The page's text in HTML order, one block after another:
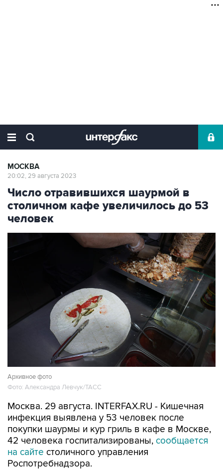
МОСКВА
20:02, 29 августа 2023
Число отравившихся шаурмой в
столичном кафе увеличилось до 53
человек
Архивное фото
Фото: Александра Левчук/ТАСС
Москва. 29 августа. INTERFAX.RU - Кишечная
инфекция выявлена у 53 человек после
покупки шаурмы и кур гриль в кафе в Москве,
42 человека госпитализированы, сообщается
на сайте столичного управления
Роспотребнадзора.